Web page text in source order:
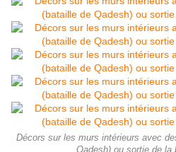
Décors sur les murs intérieurs avec
Qadesh) ou sortie de la